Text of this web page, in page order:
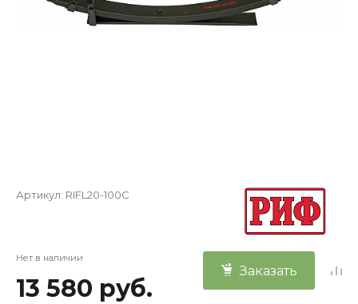
Артикул: RIFL20-100C
Нет в наличии
13 580 руб.
Заказать